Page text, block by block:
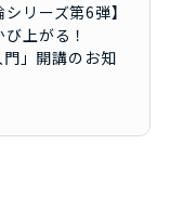
リーズ第6弾】
上がる！
」開講のお知